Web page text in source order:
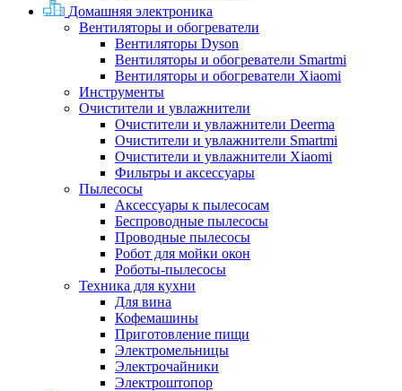
Домашняя электроника
Вентиляторы и обогреватели
Вентиляторы Dyson
Вентиляторы и обогреватели Smartmi
Вентиляторы и обогреватели Xiaomi
Инструменты
Очистители и увлажнители
Очистители и увлажнители Deerma
Очистители и увлажнители Smartmi
Очистители и увлажнители Xiaomi
Фильтры и аксессуары
Пылесосы
Аксессуары к пылесосам
Беспроводные пылесосы
Проводные пылесосы
Робот для мойки окон
Роботы-пылесосы
Техника для кухни
Для вина
Кофемашины
Приготовление пищи
Электромельницы
Электрочайники
Электроштопор